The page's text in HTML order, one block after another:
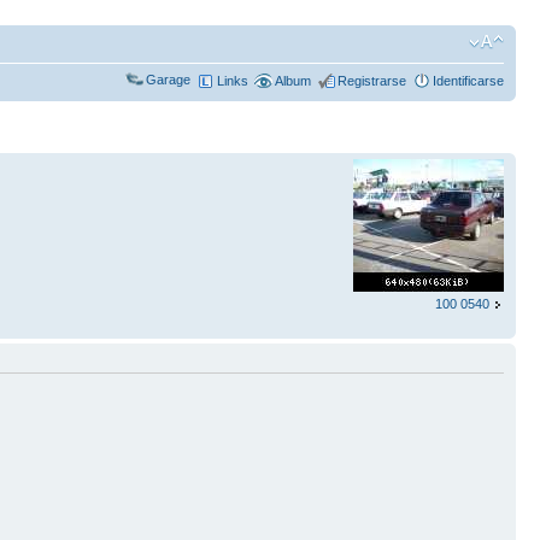
Garage Links Album Registrarse Identificarse
100 0540